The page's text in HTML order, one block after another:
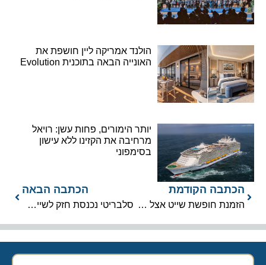
הולנד אמריקה ליין חושפת את
האונייה הבאה בתוכנית Evolution
יותר הימורים, פחות עשן: רויאל
מרחיבה את הקזינו ללא עישון
בסימפוני
הכתבה הקודמת
הזמנת חופשת שייט אצל סוכן נסיעות: שקט נפשי בים פתוח ?
הכתבה הבאה
סלבריטי נכנסת חזק לשייט נהרות: 10 ספינות חדשות ופריסה אירופית רחבה